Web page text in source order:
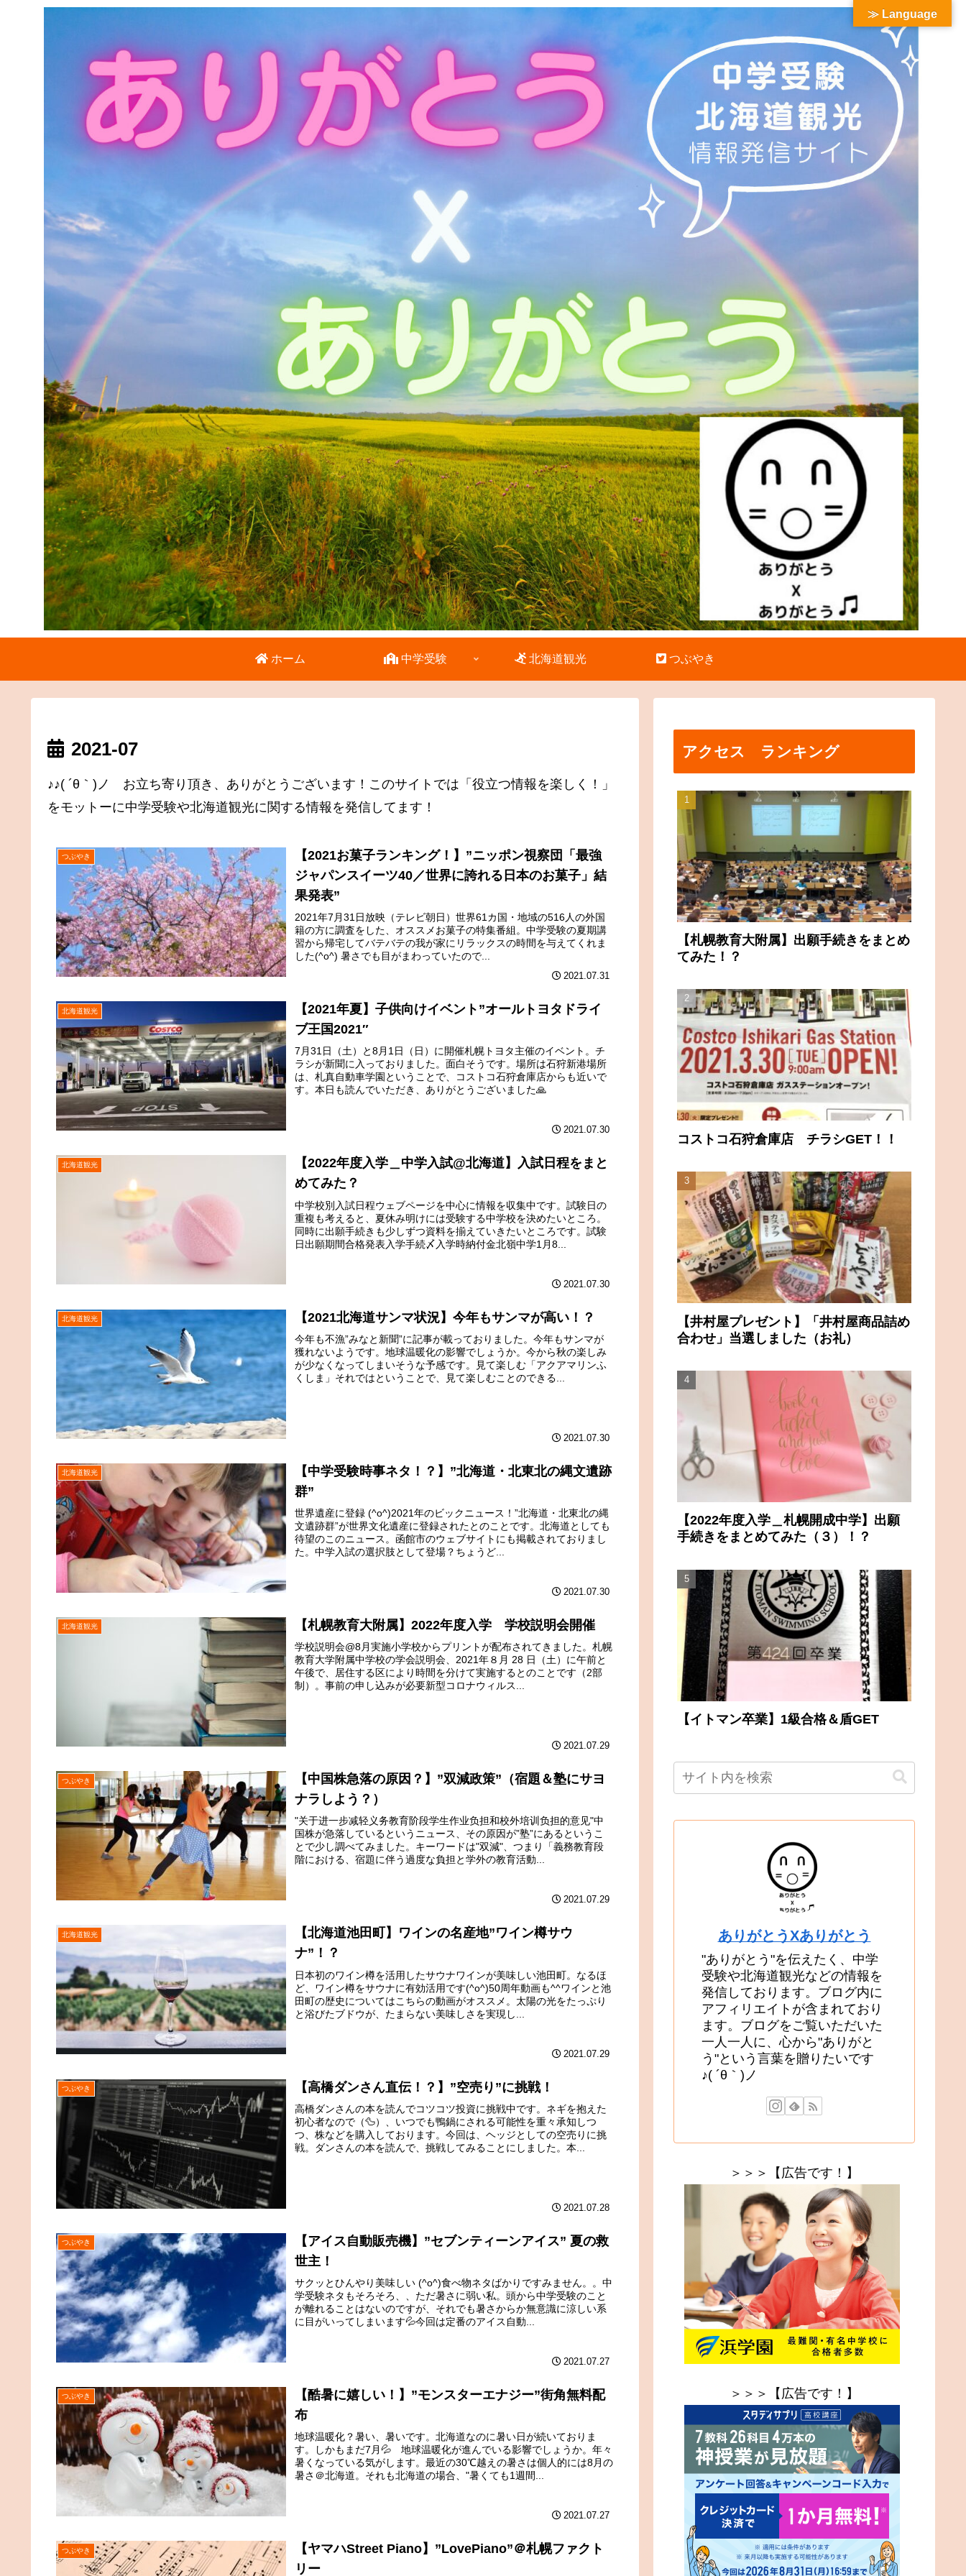
ホーム 中学受験 北海道観光 つぶやき
2021-07
♪♪( ´θ｀)ノ お立ち寄り頂き、ありがとうございます！このサイトでは「役立つ情報を楽しく！」
をモットーに中学受験や北海道観光に関する情報を発信してます！
つぶやき
【2021お菓子ランキング！】”ニッポン視察団「最強
ジャパンスイーツ40／世界に誇れる日本のお菓子」結
果発表”
2021年7月31日放映（テレビ朝日）世界61カ国・地域の516人の外国
籍の方に調査をした、オススメお菓子の特集番組。中学受験の夏期講
習から帰宅してバテバテの我が家にリラックスの時間を与えてくれま
した(^o^) 暑さでも目がまわっていたので...
2021.07.31
北海道観光
【2021年夏】子供向けイベント”オールトヨタドライ
ブ王国2021″
7月31日（土）と8月1日（日）に開催札幌トヨタ主催のイベント。チ
ラシが新聞に入っておりました。面白そうです。場所は石狩新港場所
は、札真自動車学園ということで、コストコ石狩倉庫店からも近いで
す。本日も読んでいただき、ありがとうございました🙏
2021.07.30
北海道観光
【2022年度入学＿中学入試@北海道】入試日程をまと
めてみた？
中学校別入試日程ウェブページを中心に情報を収集中です。試験日の
重複も考えると、夏休み明けには受験する中学校を決めたいところ。
同時に出願手続きも少しずつ資料を揃えていきたいところです。試験
日出願期間合格発表入学手続〆入学時納付金北嶺中学1月8...
2021.07.30
北海道観光 【2021北海道サンマ状況】今年もサンマが高い！？
今年も不漁”みなと新聞”に記事が載っておりました。今年もサンマが
獲れないようです。地球温暖化の影響でしょうか。今から秋の楽しみ
が少なくなってしまいそうな予感です。見て楽しむ「アクアマリンふ
くしま」それではということで、見て楽しむことのできる...
2021.07.30
北海道観光
【中学受験時事ネタ！？】”北海道・北東北の縄文遺跡
群”
世界遺産に登録 (^o^)2021年のビックニュース！”北海道・北東北の縄
文遺跡群”が世界文化遺産に登録されたとのことです。北海道としても
待望のこのニュース。函館市のウェブサイトにも掲載されておりまし
た。中学入試の選択肢として登場？ちょうど...
2021.07.30
北海道観光 【札幌教育大附属】2022年度入学 学校説明会開催
学校説明会@8月実施小学校からプリントが配布されてきました。札幌
教育大学附属中学校の学会説明会、2021年８月 28 日（土）に午前と
午後で、居住する区により時間を分けて実施するとのことです（2部
制）。事前の申し込みが必要新型コロナウィルス...
2021.07.29
つぶやき
【中国株急落の原因？】”双減政策”（宿題＆塾にサヨ
ナラしよう？）
"关于进一步减轻义务教育阶段学生作业负担和校外培训负担的意见"中
国株が急落しているというニュース、その原因が”塾”にあるというこ
とで少し調べてみました。キーワードは"双減"、つまり「義務教育段
階における、宿題に伴う過度な負担と学外の教育活動...
2021.07.29
北海道観光
【北海道池田町】ワインの名産地”ワイン樽サウ
ナ”！？
日本初のワイン樽を活用したサウナワインが美味しい池田町。なるほ
ど、ワイン樽をサウナに有効活用です(^o^)50周年動画も^^ワインと池
田町の歴史についてはこちらの動画がオススメ。太陽の光をたっぷり
と浴びたブドウが、たまらない美味しさを実現し...
2021.07.29
つぶやき 【高橋ダンさん直伝！？】”空売り”に挑戦！
高橋ダンさんの本を読んでコツコツ投資に挑戦中です。ネギを抱えた
初心者なので（🦆）、いつでも鴨鍋にされる可能性を重々承知しつ
つ、株などを購入しております。今回は、ヘッジとしての空売りに挑
戦。ダンさんの本を読んで、挑戦してみることにしました。本...
2021.07.28
つぶやき
【アイス自動販売機】”セブンティーンアイス” 夏の救
世主！
サクッとひんやり美味しい (^o^)食べ物ネタばかりですみません。。中
学受験ネタもそろそろ、、ただ暑さに弱い私。頭から中学受験のこと
が離れることはないのですが、それでも暑さからか無意識に涼しい系
に目がいってしまいます💦今回は定番のアイス自動...
2021.07.27
つぶやき
【酷暑に嬉しい！】”モンスターエナジー”街角無料配
布
地球温暖化？暑い、暑いです。北海道なのに暑い日が続いておりま
す。しかもまだ7月💦 地球温暖化が進んでいる影響でしょうか。年々
暑くなっている気がします。最近の30℃越えの暑さは個人的には8月の
暑さ＠北海道。それも北海道の場合、"暑くても1週間...
2021.07.27
つぶやき
【ヤマハStreet Piano】”LovePiano”＠札幌ファクト
リー
アクセス ランキング
【札幌教育大附属】出願手続きをまとめ
てみた！？
コストコ石狩倉庫店 チラシGET！！
【井村屋プレゼント】「井村屋商品詰め
合わせ」当選しました（お礼）
【2022年度入学＿札幌開成中学】出願
手続きをまとめてみた（３）！？
【イトマン卒業】1級合格＆盾GET
ありがとうXありがとう
"ありがとう"を伝えたく、中学
受験や北海道観光などの情報を
発信しております。ブログ内に
アフィリエイトが含まれており
ます。ブログをご覧いただいた
一人一人に、心から"ありがと
う"という言葉を贈りたいです
♪( ´θ｀)ノ
＞＞＞【広告です！】
＞＞＞【広告です！】
≫ Language